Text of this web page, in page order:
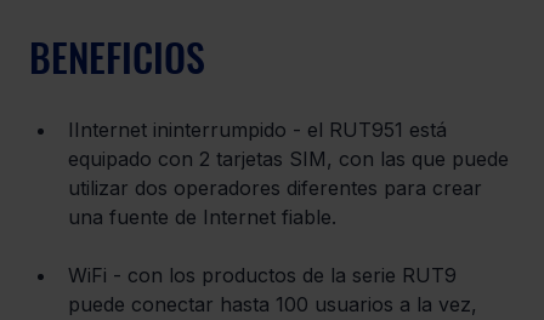
BENEFICIOS
IInternet ininterrumpido - el RUT951 está
equipado con 2 tarjetas SIM, con las que puede
utilizar dos operadores diferentes para crear
una fuente de Internet fiable.
WiFi - con los productos de la serie RUT9
puede conectar hasta 100 usuarios a la vez,